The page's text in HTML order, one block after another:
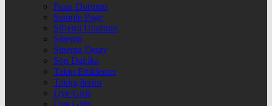
Puan Durumu
Sample Page
Şifremi Unuttum
Sinema
Sinema Detay
Son Dakika
Takip Ettiklerim
Takipçilerim
Üye Giriş
Üye Giriş